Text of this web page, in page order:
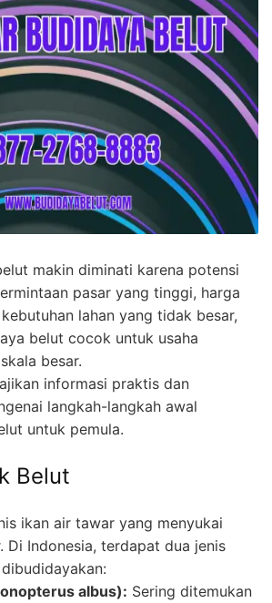
makin diminati karena potensi
pasar yang tinggi, harga
lahan yang tidak besar,
belut cocok untuk usaha
besar.
informasi praktis dan
langkah-langkah awal
untuk pemula.
Belut
ikan air tawar yang menyukai
Di Indonesia, terdapat dua jenis
albus): Sering ditemukan